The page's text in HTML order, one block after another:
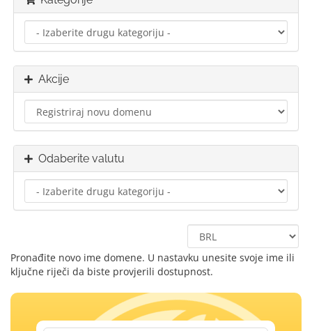
Akcije
Odaberite valutu
Pronađite novo ime domene. U nastavku unesite svoje ime ili
ključne riječi da biste provjerili dostupnost.